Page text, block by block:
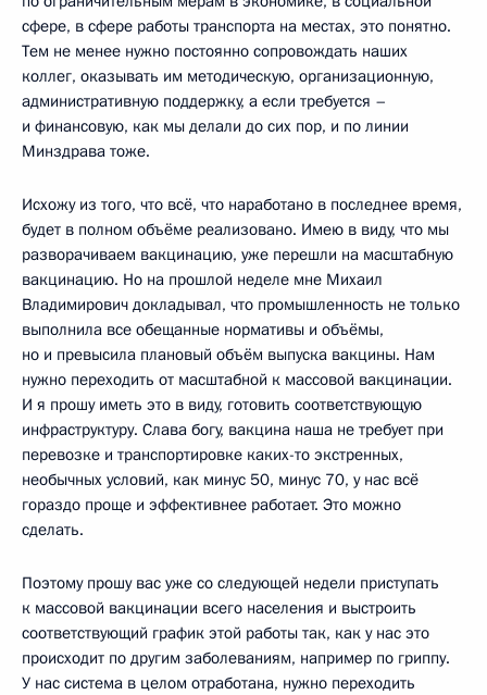
сфере, в сфере работы транспорта на местах, это понятно.
Тем не менее нужно постоянно сопровождать наших
коллег, оказывать им методическую, организационную,
административную поддержку, а если требуется –
и финансовую, как мы делали до сих пор, и по линии
Минздрава тоже.
Исхожу из того, что всё, что наработано в последнее время,
будет в полном объёме реализовано. Имею в виду, что мы
разворачиваем вакцинацию, уже перешли на масштабную
вакцинацию. Но на прошлой неделе мне Михаил
Владимирович докладывал, что промышленность не только
выполнила все обещанные нормативы и объёмы,
но и превысила плановый объём выпуска вакцины. Нам
нужно переходить от масштабной к массовой вакцинации.
И я прошу иметь это в виду, готовить соответствующую
инфраструктуру. Слава богу, вакцина наша не требует при
перевозке и транспортировке каких-то экстренных,
необычных условий, как минус 50, минус 70, у нас всё
гораздо проще и эффективнее работает. Это можно
сделать.
Поэтому прошу вас уже со следующей недели приступать
к массовой вакцинации всего населения и выстроить
соответствующий график этой работы так, как у нас это
происходит по другим заболеваниям, например по гриппу.
У нас система в целом отработана, нужно переходить